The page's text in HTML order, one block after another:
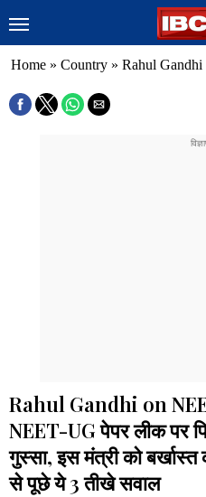
Home » Country » Rahul
Rahul Gandhi on
NEET-UG पेपर लीक पर
गुस्सा, इस मंत्री को बर्खास्त
से पूछे ये 3 तीखे सवाल